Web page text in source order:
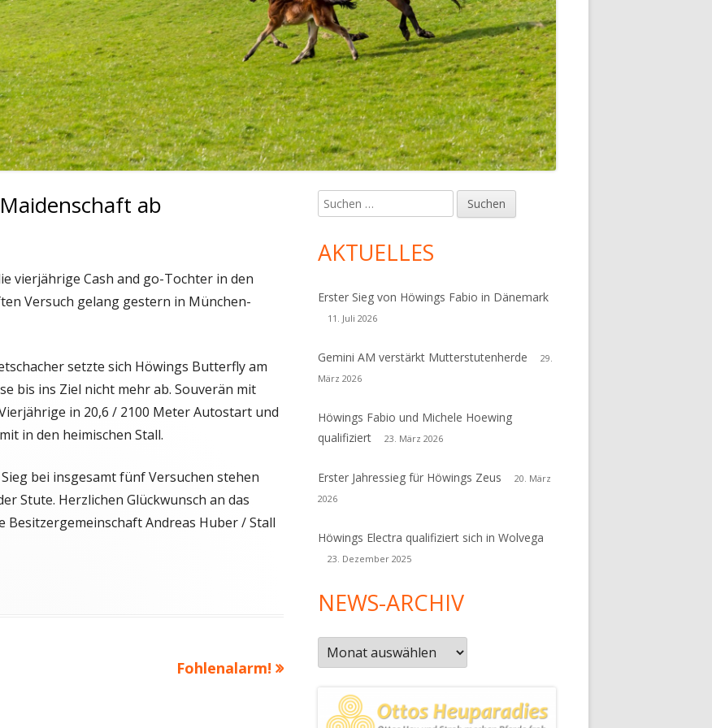
ab
vierjährige Cash and go-Tochter in den
Versuch gelang gestern in München-
setzte sich Höwings Butterfly am
bis ins Ziel nicht mehr ab. Souverän mit
in 20,6 / 2100 Meter Autostart und
in den heimischen Stall.
bei insgesamt fünf Versuchen stehen
Stute. Herzlichen Glückwunsch an das
Besitzergemeinschaft Andreas Huber / Stall
Nächster
Fohlenalarm!
Haupt-
Seitenleiste
Suchen
nach:
AKTUELLES
Erster Sieg von Höwings Fabio in Dänemark
11. Juli 2026
Gemini AM verstärkt Mutterstutenherde
29.
März 2026
Höwings Fabio und Michele Hoewing
qualifiziert
23. März 2026
Erster Jahressieg für Höwings Zeus
20. März
2026
Höwings Electra qualifiziert sich in Wolvega
23. Dezember 2025
NEWS-ARCHIV
News-
Archiv